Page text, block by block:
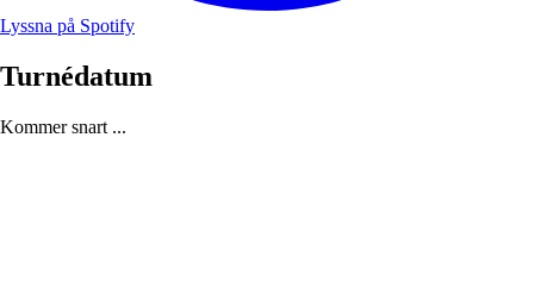
Lyssna på Spotify
Turnédatum
Kommer snart ...